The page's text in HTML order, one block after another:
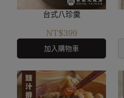
台式八珍羹
NT$399
加入購物車